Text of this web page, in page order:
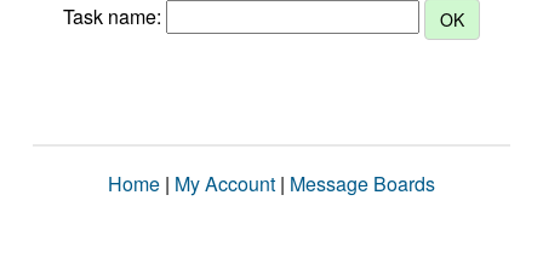
Task name:
Home | My Account | Message Boards